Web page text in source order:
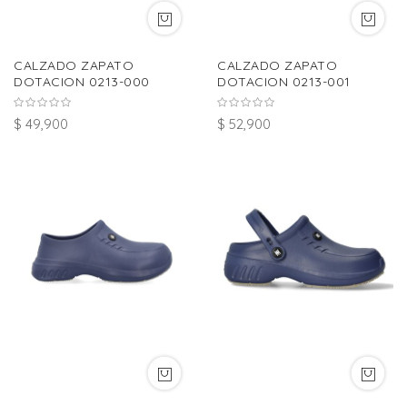
CALZADO ZAPATO
DOTACION 0213-000
$ 49,900
CALZADO ZAPATO
DOTACION 0213-001
$ 52,900